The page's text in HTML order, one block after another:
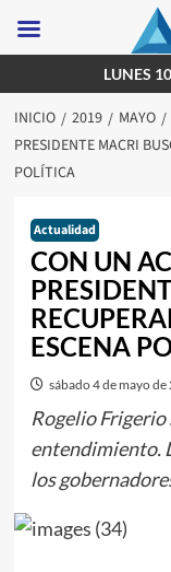
al
contenido
LUNES
INICIO 2019 MAYO
PRESIDENTE MACRI
POLÍTICA
Actualidad
CON UN
ESCENA
sábado 4 de mayo
Rogelio
entendimiento.
los